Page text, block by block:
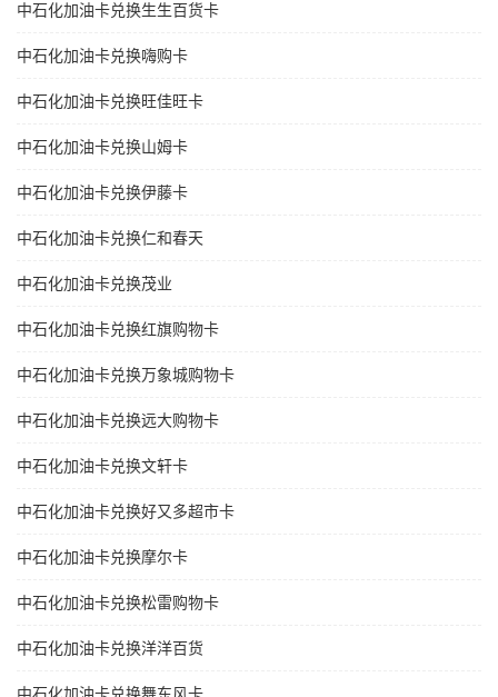
中石化加油卡兑换生生百货卡
中石化加油卡兑换嗨购卡
中石化加油卡兑换旺佳旺卡
中石化加油卡兑换山姆卡
中石化加油卡兑换伊藤卡
中石化加油卡兑换仁和春天
中石化加油卡兑换茂业
中石化加油卡兑换红旗购物卡
中石化加油卡兑换万象城购物卡
中石化加油卡兑换远大购物卡
中石化加油卡兑换文轩卡
中石化加油卡兑换好又多超市卡
中石化加油卡兑换摩尔卡
中石化加油卡兑换松雷购物卡
中石化加油卡兑换洋洋百货